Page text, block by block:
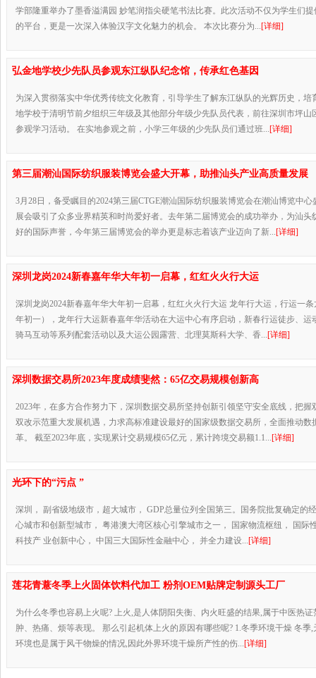
学部隆重举办了墨香溢满园 妙笔润指尖硬笔书法比赛。此次活动不仅为学生们
的平台，更是一次深入体验汉字文化魅力的机会。 本次比赛分为...[详细]
弘金地学校少先队员参观东江纵队纪念馆，传承红色基因
为深入贯彻落实中华优秀传统文化教育，引导学生了解东江纵队的光辉历史，培
地学校于清明节前夕组织三年级及其他部分年级少先队员代表，前往深圳市坪山
参观学习活动。 在实地参观之前，小学三年级的少先队员们通过班...[详细]
第三届潮汕国际纺织服装博览会盛大开幕，助推汕头产业高质量发展
3月28日，备受瞩目的2024第三届CTGE潮汕国际纺织服装博览会在潮汕博览中
展会吸引了众多业界精英和时尚爱好者。去年第二届博览会的成功举办，为汕头
好的国际声誉，今年第三届博览会的举办更是标志着该产业迈向了新...[详细]
深圳龙岗2024新春嘉年华大年初一启幕，红红火火行大运
深圳龙岗2024新春嘉年华大年初一启幕，红红火火行大运 龙年行大运，行运一条
年初一），龙年行大运新春嘉年华活动在大运中心有序启动，新春行运徒步、运
骑马互动等系列配套活动以及大运公园露营、北理莫斯科大学、香...[详细]
深圳数据交易所2023年度成绩斐然：65亿交易规模创新高
2023年，在多方合作努力下，深圳数据交易所坚持创新引领坚守安全底线，把握
双改示范重大发展机遇，力求高标准建设最好的国家级数据交易所，全面推动数
革。 截至2023年底，实现累计交易规模65亿元，累计跨境交易额1.1...[详细]
光环下的“污点 ”
深圳， 副省级地级市，超大城市， GDP总量位列全国第三。国务院批复确定的
心城市和创新型城市， 粤港澳大湾区核心引擎城市之一， 国家物流枢纽， 国际
科技产 业创新中心， 中国三大国际性金融中心， 并全力建设...[详细]
莲花青薏冬季上火固体饮料代加工 粉剂OEM贴牌定制源头工厂
为什么冬季也容易上火呢? 上火,是人体阴阳失衡、内火旺盛的结果,属于中医热
肿、热痛、烦等表现。 那么引起机体上火的原因有哪些呢? 1.冬季环境干燥 冬季
环境也是属于风干物燥的情况,因此外界环境干燥所产性的伤...[详细]